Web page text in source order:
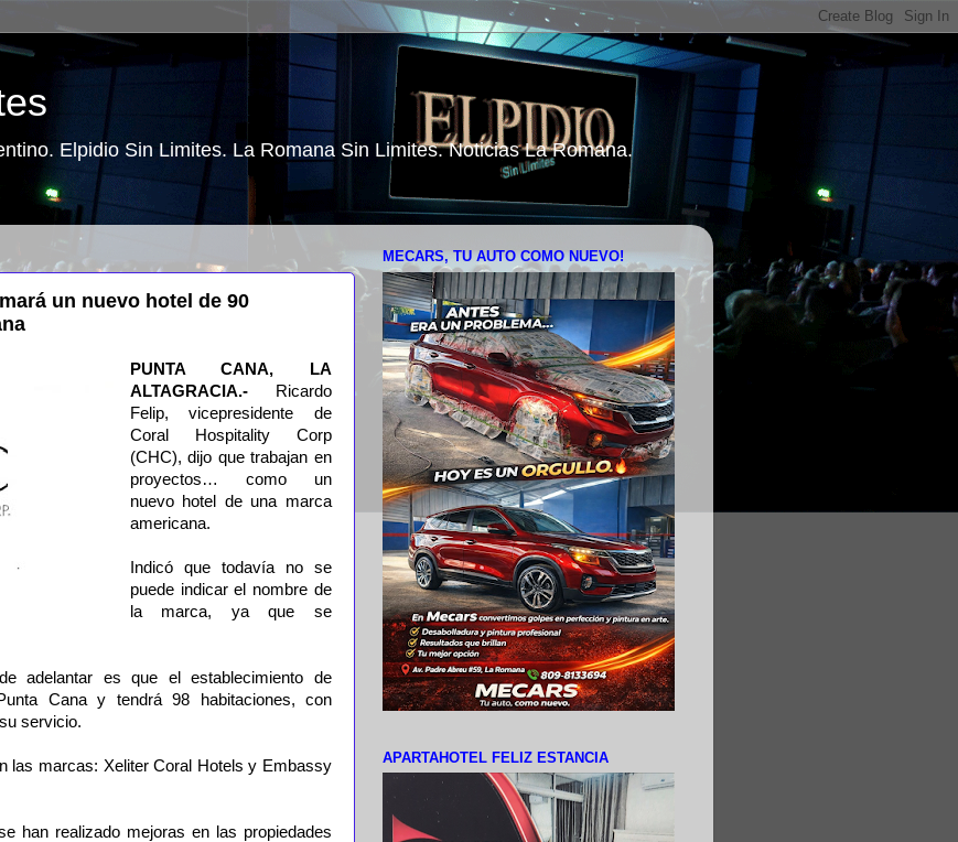
Elpidio Sin Limites. La Romana Sin Limites. Noticias La Romana.
un nuevo hotel de 90
PUNTA CANA, LA
ALTAGRACIA.-
Ricardo
Felip, vicepresidente de
Coral Hospitality Corp
(CHC), dijo que trabajan en
proyectos… como un
nuevo hotel de una marca
americana.
Indicó que todavía no se
puede indicar el nombre de
la marca, ya que se
adelantar es que el establecimiento de
Cana y tendrá 98 habitaciones, con
servicio.
las marcas: Xeliter Coral Hotels y Embassy
han realizado mejoras en las propiedades
MECARS, TU AUTO COMO NUEVO!
APARTAHOTEL FELIZ ESTANCIA